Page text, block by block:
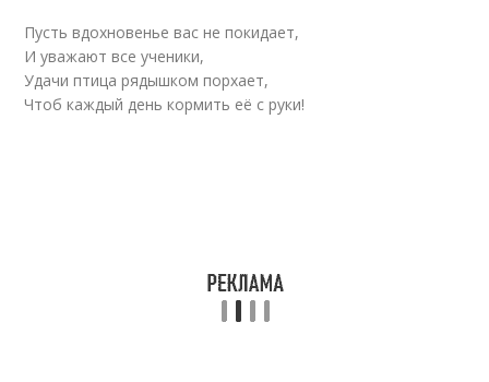
Пусть вдохновенье вас не покидает,
И уважают все ученики,
Удачи птица рядышком порхает,
Чтоб каждый день кормить её с руки!